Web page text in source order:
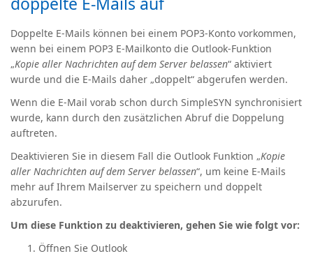
Doppelte E-Mails können bei einem POP3-Konto vorkommen,
wenn bei einem POP3 E-Mailkonto die Outlook-Funktion
„Kopie aller Nachrichten auf dem Server belassen“ aktiviert
wurde und die E-Mails daher „doppelt“ abgerufen werden.
Wenn die E-Mail vorab schon durch SimpleSYN synchronisiert
wurde, kann durch den zusätzlichen Abruf die Doppelung
auftreten.
Deaktivieren Sie in diesem Fall die Outlook Funktion „Kopie
aller Nachrichten auf dem Server belassen“, um keine E-Mails
mehr auf Ihrem Mailserver zu speichern und doppelt
abzurufen.
Um diese Funktion zu deaktivieren, gehen Sie wie folgt vor:
Öffnen Sie Outlook